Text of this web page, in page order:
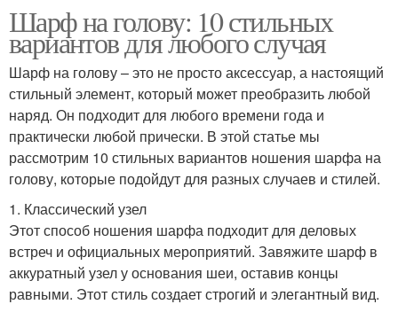
Шарф на голову: 10 стильных
вариантов для любого случая
Шарф на голову – это не просто аксессуар, а настоящий
стильный элемент, который может преобразить любой
наряд. Он подходит для любого времени года и
практически любой прически. В этой статье мы
рассмотрим 10 стильных вариантов ношения шарфа на
голову, которые подойдут для разных случаев и стилей.
1. Классический узел
Этот способ ношения шарфа подходит для деловых
встреч и официальных мероприятий. Завяжите шарф в
аккуратный узел у основания шеи, оставив концы
равными. Этот стиль создает строгий и элегантный вид.